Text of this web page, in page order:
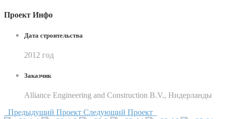
Проект Инфо
Дата строительства
2012 год
Заказчик
Alliance Engineering and Construction B.V., Нидерланды
Предыдущий Проект Следующий Проект